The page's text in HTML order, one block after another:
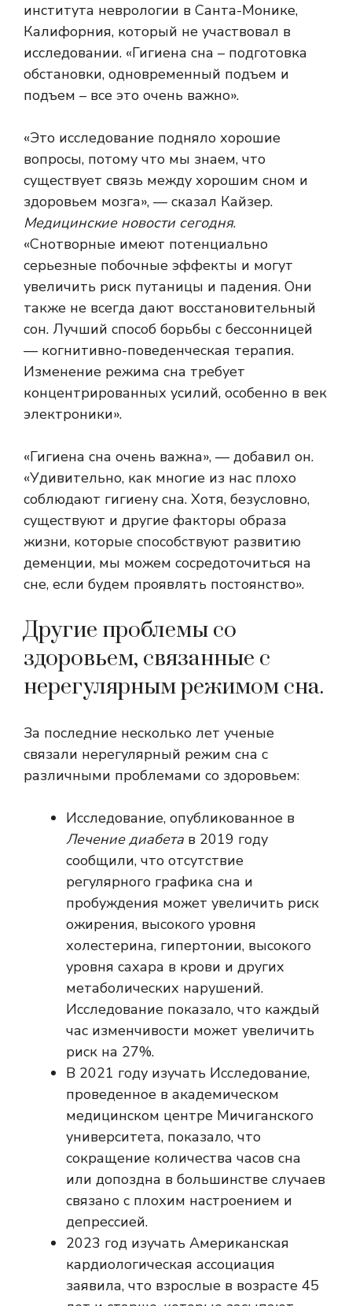
института неврологии в Санта-Монике,
Калифорния, который не участвовал в
исследовании. «Гигиена сна – подготовка
обстановки, одновременный подъем и
подъем – все это очень важно».
«Это исследование подняло хорошие
вопросы, потому что мы знаем, что
существует связь между хорошим сном и
здоровьем мозга», — сказал Кайзер.
Медицинские новости сегодня.
«Снотворные имеют потенциально
серьезные побочные эффекты и могут
увеличить риск путаницы и падения. Они
также не всегда дают восстановительный
сон. Лучший способ борьбы с бессонницей
— когнитивно-поведенческая терапия.
Изменение режима сна требует
концентрированных усилий, особенно в век
электроники».
«Гигиена сна очень важна», — добавил он.
«Удивительно, как многие из нас плохо
соблюдают гигиену сна. Хотя, безусловно,
существуют и другие факторы образа
жизни, которые способствуют развитию
деменции, мы можем сосредоточиться на
сне, если будем проявлять постоянство».
Другие проблемы со
здоровьем, связанные с
нерегулярным режимом сна.
За последние несколько лет ученые
связали нерегулярный режим сна с
различными проблемами со здоровьем:
Исследование, опубликованное в
Лечение диабета в 2019 году
сообщили, что отсутствие
регулярного графика сна и
пробуждения может увеличить риск
ожирения, высокого уровня
холестерина, гипертонии, высокого
уровня сахара в крови и других
метаболических нарушений.
Исследование показало, что каждый
час изменчивости может увеличить
риск на 27%.
В 2021 году изучать Исследование,
проведенное в академическом
медицинском центре Мичиганского
университета, показало, что
сокращение количества часов сна
или допоздна в большинстве случаев
связано с плохим настроением и
депрессией.
2023 год изучать Американская
кардиологическая ассоциация
заявила, что взрослые в возрасте 45